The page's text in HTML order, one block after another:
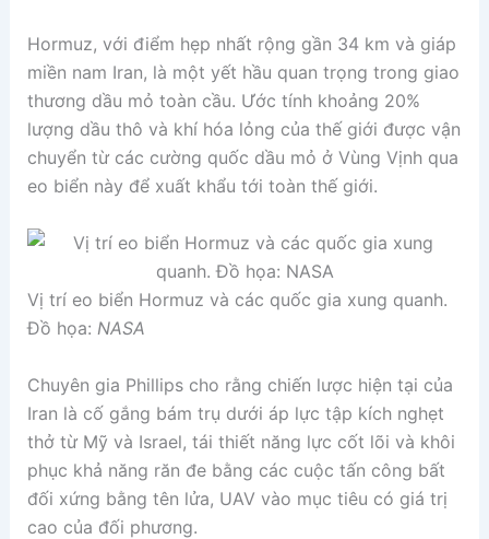
Hormuz, với điểm hẹp nhất rộng gần 34 km và giáp
miền nam Iran, là một yết hầu quan trọng trong giao
thương dầu mỏ toàn cầu. Ước tính khoảng 20%
lượng dầu thô và khí hóa lỏng của thế giới được vận
chuyển từ các cường quốc dầu mỏ ở Vùng Vịnh qua
eo biển này để xuất khẩu tới toàn thế giới.
Vị trí eo biển Hormuz và các quốc gia xung quanh.
Đồ họa: NASA
Chuyên gia Phillips cho rằng chiến lược hiện tại của
Iran là cố gắng bám trụ dưới áp lực tập kích nghẹt
thở từ Mỹ và Israel, tái thiết năng lực cốt lõi và khôi
phục khả năng răn đe bằng các cuộc tấn công bất
đối xứng bằng tên lửa, UAV vào mục tiêu có giá trị
cao của đối phương.